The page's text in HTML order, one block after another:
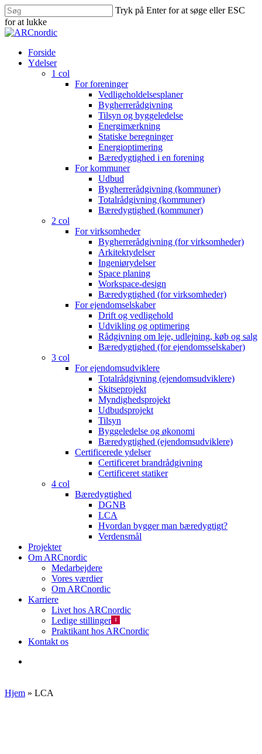
Skip
to
main
Tryk på Enter for at søge eller ESC
for at lukke
Close
search
Menu
Forside
Ydelser
1 col
For foreninger
Vedligeholdelsesplaner
Bygherrerådgivning
Tilsyn og byggeledelse
Energimærkning
Statiske beregninger
Energioptimering
Bæredygtighed i en forening
For kommuner
Udbud
Bygherrerådgivning (kommuner)
Totalrådgivning (kommuner)
Bæredygtighed (kommuner)
2 col
For virksomheder
Bygherrerådgivning (for virksomheder)
Arkitektydelser
Ingeniørydelser
Space planing
Workspace-design
Bæredygtighed (for virksomheder)
For ejendomselskaber
Drift og vedligehold
Udvikling og optimering
Rådgivning om leje, udlejning, køb og salg
Bæredygtighed (for ejendomsselskaber)
3 col
For ejendomsudviklere
Totalrådgivning (ejendomsudviklere)
Skitseprojekt
Myndighedsprojekt
Udbudsprojekt
Tilsyn
Byggeledelse og økonomi
Bæredygtighed (ejendomsudviklere)
Certificerede ydelser
Certificeret brandrådgivning
Certificeret statiker
4 col
Bæredygtighed
DGNB
LCA
Hvordan bygger man bæredygtigt?
Verdensmål
Projekter
Om ARCnordic
Medarbejdere
Vores værdier
Om ARCnordic
Karriere
Livet hos ARCnordic
Ledige stillinger
1
Praktikant hos ARCnordic
Kontakt os
Hjem » LCA